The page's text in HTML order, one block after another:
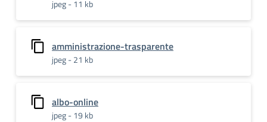
jpeg - 11 kb
amministrazione-trasparente
jpeg - 21 kb
albo-online
jpeg - 19 kb